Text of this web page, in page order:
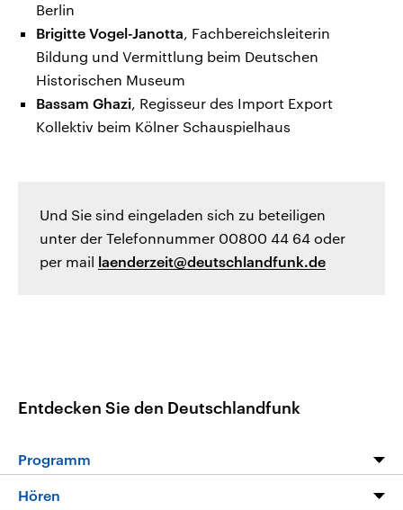
Berlin
Brigitte Vogel-Janotta, Fachbereichsleiterin
Bildung und Vermittlung beim Deutschen
Historischen Museum
Bassam Ghazi, Regisseur des Import Export
Kollektiv beim Kölner Schauspielhaus
Und Sie sind eingeladen sich zu beteiligen
unter der Telefonnummer 00800 44 64 oder
per mail laenderzeit@deutschlandfunk.de
Entdecken Sie den Deutschlandfunk
Programm
Programm
Hören